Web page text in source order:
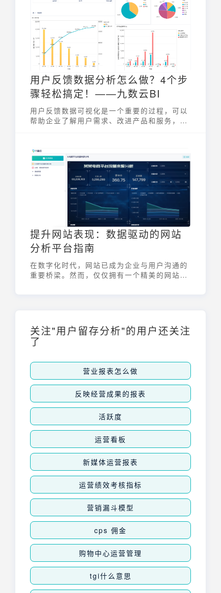
用户反馈数据分析怎么做？4个步
骤轻松搞定！——九数云BI
用户反馈数据可视化是一个重要的过程，可以
帮助企业了解用户需求、改进产品和服务，以
提升网站表现：数据驱动的网站
分析平台指南
在数字化时代，网站已成为企业与用户沟通的
重要桥梁。然而，仅仅拥有一个精美的网站是
长。
关注"用户留存分析"的用户还关注
了
营业报表怎么做
反映经营成果的报表
活跃度
运营看板
新媒体运营报表
运营绩效考核指标
营销漏斗模型
cps 佣金
购物中心运营管理
tgi什么意思